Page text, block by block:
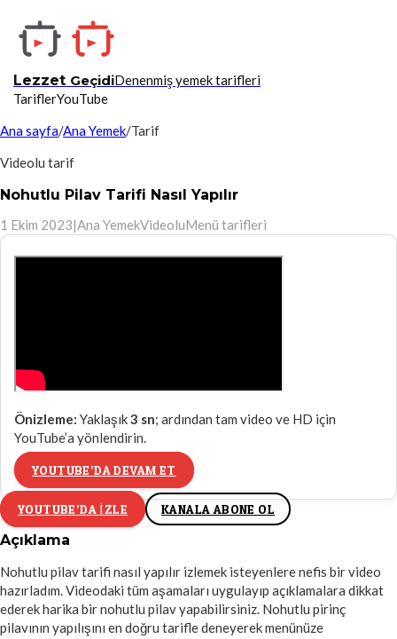
Lezzet GeçidiDenenmiş yemek tarifleri
TariflerYouTube
Ana sayfa/Ana Yemek/Tarif
Videolu tarif
Nohutlu Pilav Tarifi Nasıl Yapılır
1 Ekim 2023|Ana YemekVideoluMenü tarifleri
Önizleme: Yaklaşık3 sn; ardından tam video ve HD için
YouTube’a yönlendirin.
YOUTUBE’DA DEVAM ET
YOUTUBE’DA IZLE KANALA ABONE OL
Açıklama
Nohutlu pilav tarifi nasıl yapılır izlemek isteyenlere nefis bir video
hazırladım. Videodaki tüm aşamaları uygulayıp açıklamalara dikkat
ederek harika bir nohutlu pilav yapabilirsiniz. Nohutlu pirinç
pilavının yapılışını en doğru tarifle deneyerek menünüze